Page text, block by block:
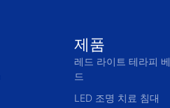
제품
레드 라이트 테라피 베
드
LED 조명 치료 침대